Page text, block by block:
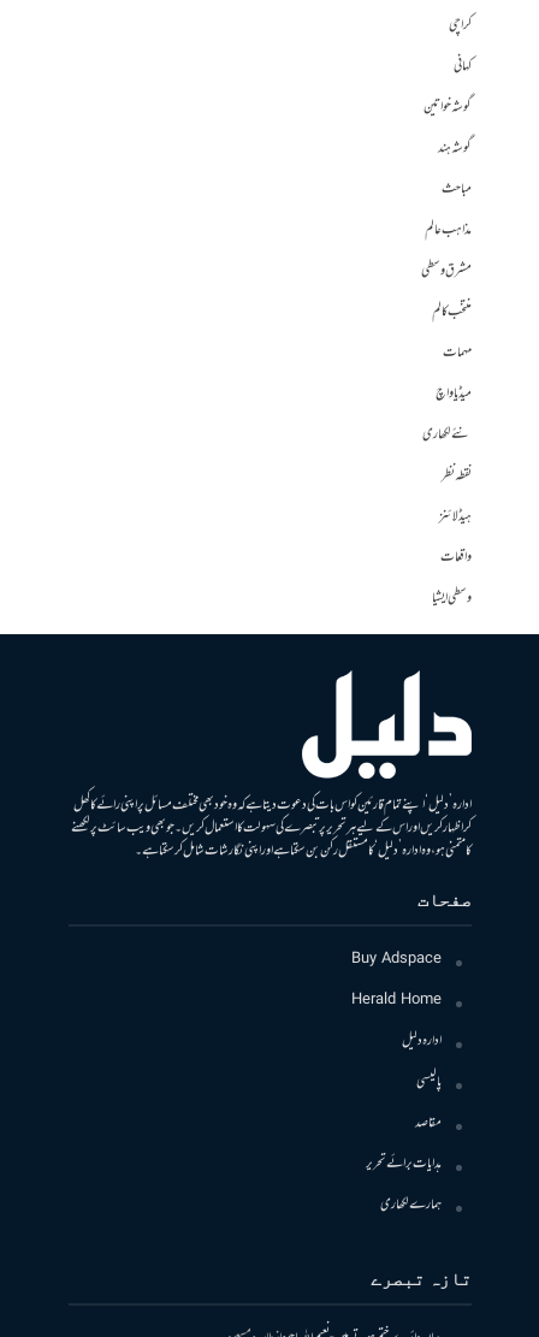
کراچی
کہانی
گوشہ خواتین
گوشہ ہند
مباحث
مذاہب عالم
مشرق وسطی
منتخب کالم
مہمات
میڈیا واچ
نئے لکھاری
نقطہ نظر
ہیڈلائنز
واقعات
وسطی ایشیا
ادارہ ’دلیل‘ اپنے تمام قارئین کو اس بات کی دعوت دیتا ہے کہ وہ خود بھی مختلف مسائل پر اپنی رائے کا کھل
کر اظہار کریں اور اس کے لیے ہر تحریر پر تبصرے کی سہولت کا استعمال کریں۔ جو بھی ویب سائٹ پر لکھنے
کا متمنی ہو، وہ ادارہ ’دلیل‘ کا مستقل رکن بن سکتا ہے اور اپنی نگارشات شامل کرسکتا ہے۔
صفحات
Buy Adspace
Herald Home
ادارہ دلیل
پالیسی
مقاصد
ہدایات برائے تحریر
ہمارے لکھاری
تازہ تبصرے